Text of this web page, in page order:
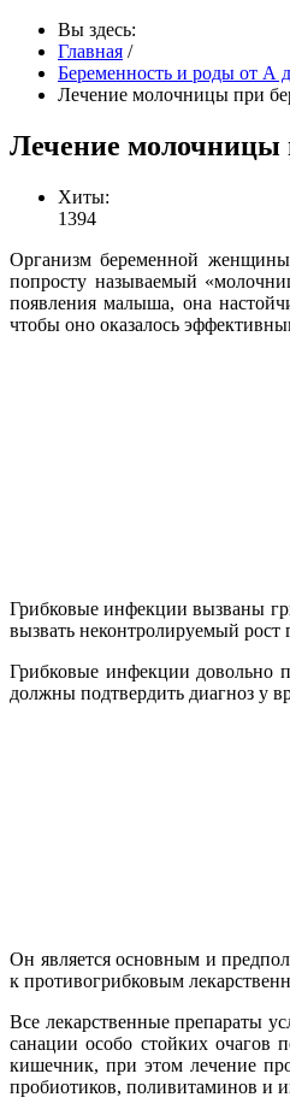
Вы здесь:
Главная /
Беременность и роды от А
Лечение молочницы при
Лечение молочницы
Хиты:
1394
Организм беременной женщины
попросту называемый
появления малыша, она
чтобы оно оказалось
Грибковые инфекции вызваны
вызвать неконтролируемый
Грибковые инфекции довольно
должны подтвердить диагноз у
Он является основным и
к противогрибковым
Все лекарственные препараты
санации особо стойких очагов
кишечник, при этом лечение
пробиотиков, поливитаминов и